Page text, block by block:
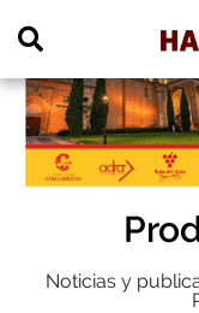
Noticias y